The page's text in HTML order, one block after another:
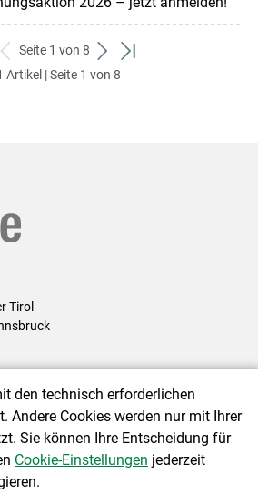
zurück
zum
Seite 1 von 8
weiter
zum
zum
Artikel | Seite 1 von 8
Tirol
|Barrierefreiheit|
den technisch erforderlichen
Andere Cookies werden nur mit Ihrer
Sie können Ihre Entscheidung für
Cookie-Einstellungen jederzeit